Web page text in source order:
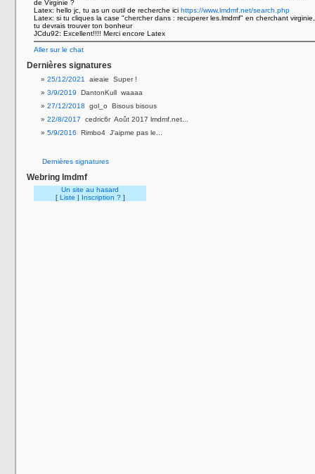
de Virginie ?
Latex: hello jc, tu as un outil de recherche ici https://www.lmdmf.net/search.php
Latex: si tu cliques la case "chercher dans : recuperer les.lmdmf" en cherchant virginie,
tu devrais trouver ton bonheur
JCdu92: Excellent!!!! Merci encore Latex
Aller sur le chat
Dernières signatures
25/12/2021
aieaie Super !
3/9/2019 DantonKull waaaa
27/12/2018 gol_o Bisous bisous
22/8/2017 cedric6r Août 2017 lmdmf.net...
5/9/2016 Rimbo4 J'aipme pas le...
Dernières signatures
Webring lmdmf
Un site au hasard
[ Liste | Inscription ? ]